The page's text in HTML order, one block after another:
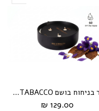
נר בניחוח בושם IRIS TABACCO מבית Whick
129.00 ₪